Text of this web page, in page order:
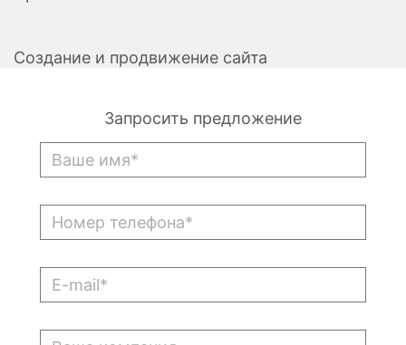
Создание и продвижение сайта
Запросить предложение